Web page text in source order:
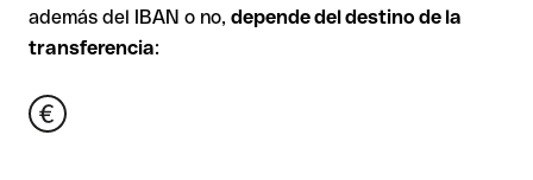
además del IBAN o no, depende del destino de la
transferencia: